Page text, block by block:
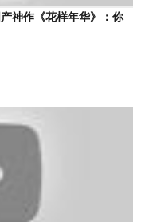
神作《花样年华》：你